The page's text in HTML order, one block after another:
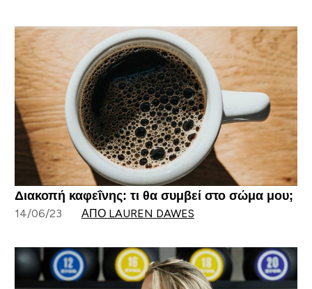
Διακοπή καφεΐνης: τι θα συμβεί στο σώμα μου;
14/06/23 ΑΠΌ LAUREN DAWES